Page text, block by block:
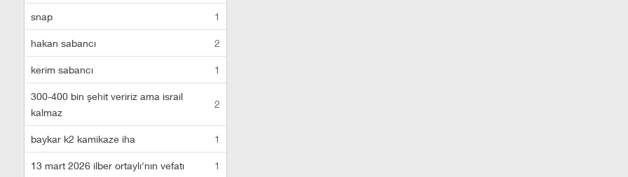
snap 1
hakan sabancı 2
kerim sabancı 1
300-400 bin şehit veririz ama israil
kalmaz
2
baykar k2 kamikaze iha 1
13 mart 2026 ilber ortaylı'nın vefatı 1